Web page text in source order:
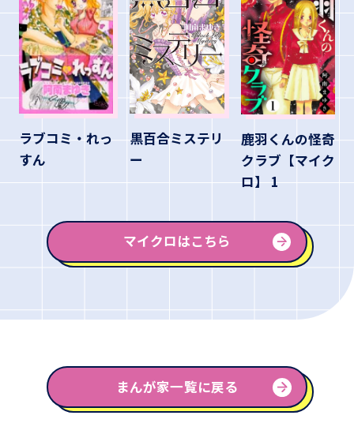
ラブコミ・れっ
すん
黒百合ミステリ
ー
鹿羽くんの怪奇
クラブ【マイク
ロ】 1
マイクロはこちら
まんが家一覧に戻る